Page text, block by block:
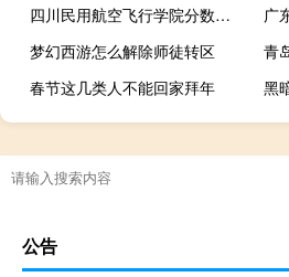
四川民用航空飞行学院分数线多少
广
梦幻西游怎么解除师徒转区
青
春节这几类人不能回家拜年
黑
公告